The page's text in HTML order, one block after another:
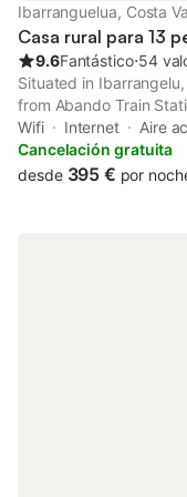
Mendizorrotz a 300 m
centro de la ciudad, la
mientras que la playa
Ibarranguelua, Costa
Casa rural para 13
9.6Fantástico⋅54
Situated in
from Abando Train
de la UNESCO offers a
Wifi Internet
Aire
Cancelación gratuita
desde 395 € por